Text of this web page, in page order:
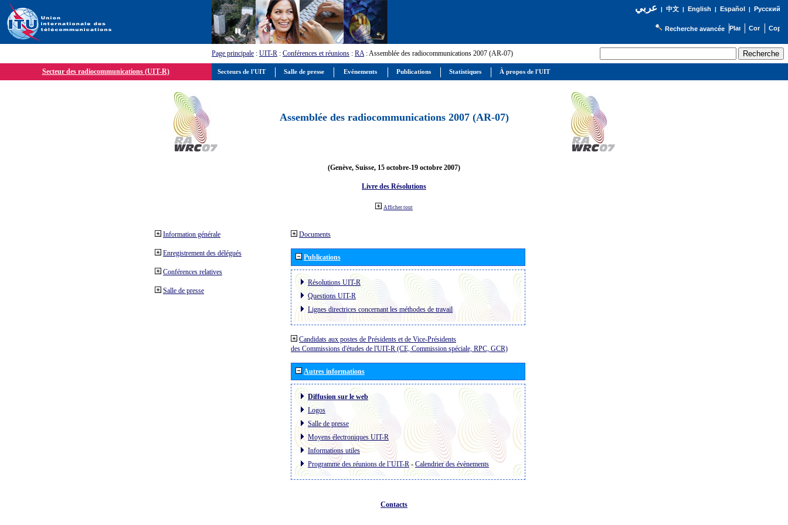
عربي| 中文| English | Español | Русский
Recherche avancée
Page principale : UIT-R : Conférences et réunions : RA: Assemblée des radiocommunications 2007 (AR-07)
Secteur des radiocommunications (UIT-R)
Assemblée des radiocommunications 2007 (AR-07)
(Genève, Suisse, 15 octobre-19 octobre 2007)
Livre des Résolutions
Afficher tout
Information générale
Enregistrement des délégués
Conférences relatives
Salle de presse
Documents
Publications
Résolutions UIT-R
Questions UIT-R
Lignes directrices concernant les méthodes de travail
Candidats aux postes de Présidents et de Vice-Présidents
des Commissions d'études de l'UIT-R (CE, Commission spéciale, RPC, GCR)
Autres informations
Diffusion sur le web
Logos
Salle de presse
Moyens électroniques UIT-R
Informations utiles
Programme des réunions de l´UIT-R- Calendrier des évènements
Contacts
Secteurs de l'UIT Salle de presse Evénements Publications Statistiques À propos de l'UIT